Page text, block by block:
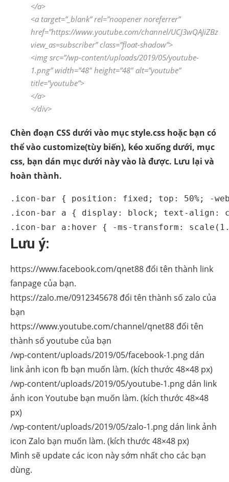
</a>
<a target=”_blank” rel=”noopener noreferrer”
href=”https://www.youtube.com/channel/
view_as=subscriber” class=”float-shadow”>
<img src=”/wp-content/uploads/2019/05/youtube-
1.png” width=”48″ height=”48″ alt=”youtube”
title=”youtube”>
</a>
</div>
Chèn đoạn CSS dưới vào mục style.css hoặc bạn có
thể vào customize(tùy biến), kéo xuống dưới, mục
css, bạn dán mục dưới này vào là được. Lưu lại và
hoàn thành.
.icon-bar { position: fixed; top: 50%; -
.icon-bar a { display: block; text-align:
.icon-bar a:hover { -ms-transform:
Lưu ý:
https://www.facebook.com/qnet88 đổi tên thành link
fanpage của bạn.
https://zalo.me/0912345678 đổi tên thành số zalo của
bạn
https://www.youtube.com/channel/qnet88 đổi tên
thành số youtube của bạn
/wp-content/uploads/2019/05/facebook-1.png dán
link ảnh icon fb bạn muốn làm. (kích thước 48×48 px)
/wp-content/uploads/2019/05/youtube-1.png dán link
ảnh icon Youtube bạn muốn làm. (kích thước 48×48
px)
/wp-content/uploads/2019/05/zalo-1.png dán link ảnh
icon Zalo bạn muốn làm. (kích thước 48×48 px)
Mình sẽ update các icon này sớm nhất cho các bạn
dùng.